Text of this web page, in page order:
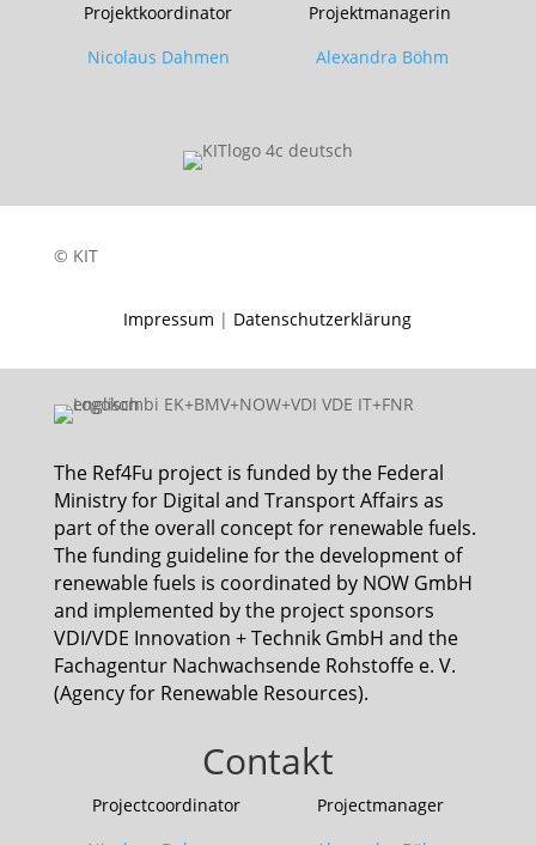
Projektkoordinator Projektmanagerin
Nicolaus Dahmen Alexandra Böhm
© KIT
Impressum | Datenschutzerklärung
The Ref4Fu project is funded by the Federal
Ministry for Digital and Transport Affairs as
part of the overall concept for renewable fuels.
The funding guideline for the development of
renewable fuels is coordinated by NOW GmbH
and implemented by the project sponsors
VDI/VDE Innovation + Technik GmbH and the
Fachagentur Nachwachsende Rohstoffe e. V.
(Agency for Renewable Resources).
Contakt
Projectcoordinator Projectmanager